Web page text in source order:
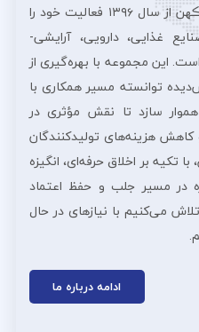
شرڪت بازرگانی رهروان تجارت ڪهن از سال ۱۳۹۶ فعالیت خود را
غذایی، دارویی، آرایشی‌-
این مجموعه با بهره‌گیری از
توانسته مسیر همکاری با
هموار سازد تا نقش مؤثری در
هزینه‌های تولیدکنندگان
تکیه بر اخلاق حرفه‌ای، انگیزه
در مسیر جلب و حفظ اعتماد
می‌کنیم با نیازهای در حال
ادامه درباره ما